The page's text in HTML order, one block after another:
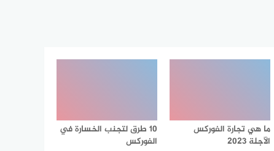
ما هي تجارة الفوركس
الآجلة 2023
10 طرق لتجنب الخسارة في
الفوركس